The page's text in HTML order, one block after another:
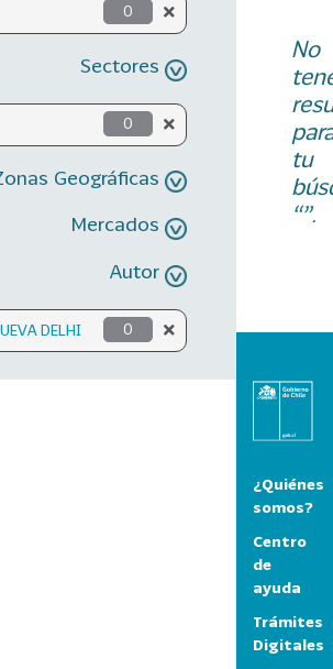
0
Sectores
0
Geográficas
Mercados
Autor
DELHI 0
No
tu
“”.
¿Quiénes
somos?
Centro
de
ayuda
Trámites
Digitales